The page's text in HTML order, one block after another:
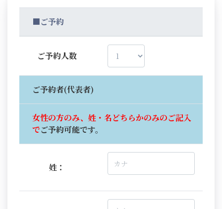
■ご予約
ご予約人数
ご予約者(代表者)
女性の方のみ、姓・名どちらかのみのご記入
でご予約可能です。
姓：